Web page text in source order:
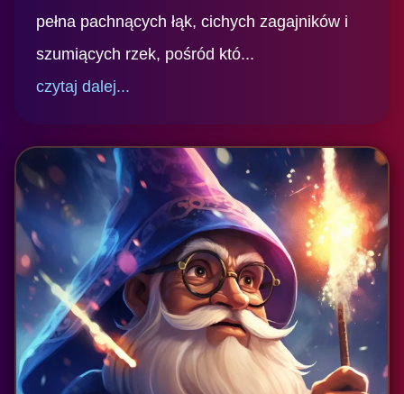
pełna pachnących łąk, cichych zagajników i
szumiących rzek, pośród któ...
czytaj dalej...